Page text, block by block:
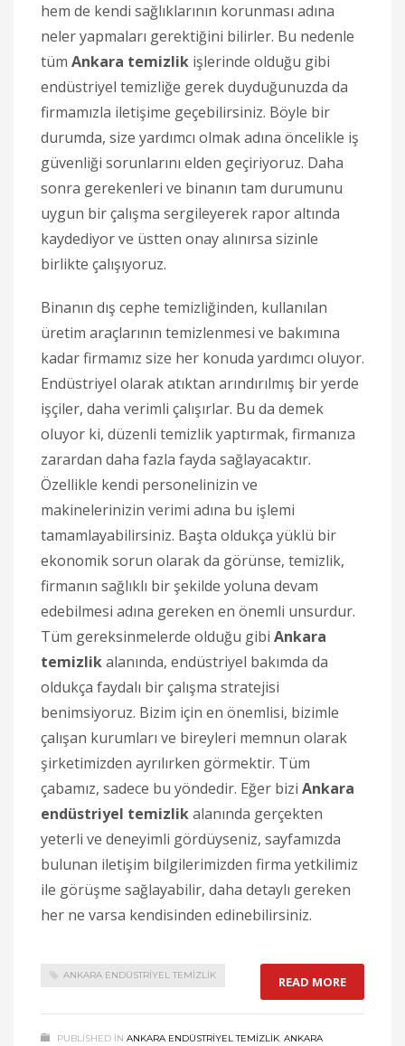
hem de kendi sağlıklarının korunması adına
neler yapmaları gerektiğini bilirler. Bu nedenle
tüm Ankara temizlik işlerinde olduğu gibi
endüstriyel temizliğe gerek duyduğunuzda da
firmamızla iletişime geçebilirsiniz. Böyle bir
durumda, size yardımcı olmak adına öncelikle iş
güvenliği sorunlarını elden geçiriyoruz. Daha
sonra gerekenleri ve binanın tam durumunu
uygun bir çalışma sergileyerek rapor altında
kaydediyor ve üstten onay alınırsa sizinle
birlikte çalışıyoruz.
Binanın dış cephe temizliğinden, kullanılan
üretim araçlarının temizlenmesi ve bakımına
kadar firmamız size her konuda yardımcı oluyor.
Endüstriyel olarak atıktan arındırılmış bir yerde
işçiler, daha verimli çalışırlar. Bu da demek
oluyor ki, düzenli temizlik yaptırmak, firmanıza
zarardan daha fazla fayda sağlayacaktır.
Özellikle kendi personelinizin ve
makinelerinizin verimi adına bu işlemi
tamamlayabilirsiniz. Başta oldukça yüklü bir
ekonomik sorun olarak da görünse, temizlik,
firmanın sağlıklı bir şekilde yoluna devam
edebilmesi adına gereken en önemli unsurdur.
Tüm gereksinmelerde olduğu gibi Ankara
temizlikalanında, endüstriyel bakımda da
oldukça faydalı bir çalışma stratejisi
benimsiyoruz. Bizim için en önemlisi, bizimle
çalışan kurumları ve bireyleri memnun olarak
şirketimizden ayrılırken görmektir. Tüm
çabamız, sadece bu yöndedir. Eğer bizi Ankara
endüstriyel temizlikalanında gerçekten
yeterli ve deneyimli gördüyseniz, sayfamızda
bulunan iletişim bilgilerimizden firma yetkilimiz
ile görüşme sağlayabilir, daha detaylı gereken
her ne varsa kendisinden edinebilirsiniz.
ANKARA ENDÜSTRIYEL TEMIZLIK READ MORE
PUBLISHED IN ANKARA ENDÜSTRIYEL TEMIZLIK, ANKARA